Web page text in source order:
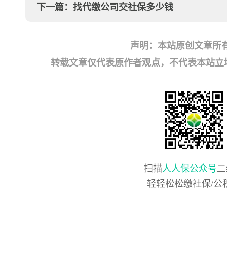
下一篇： 找代缴公司交社保多少钱
声明：本站原创文章所
转载文章仅代表原作者观点，不代表本站
扫描人人保公众号
轻轻松松缴社保/公